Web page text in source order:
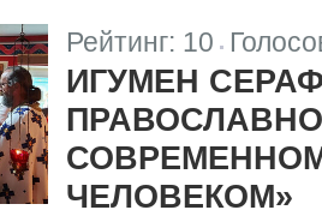
Рейтинг: 10 |
ИГУМЕН
ЧЕЛОВЕКОМ»